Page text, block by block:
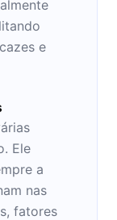
e
Ele
a
nas
fatores